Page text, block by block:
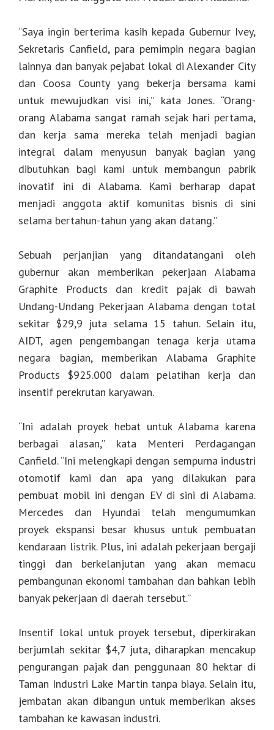
“Saya ingin berterima kasih kepada Gubernur Ivey,
Sekretaris Canfield, para pemimpin negara bagian
lainnya dan banyak pejabat lokal di Alexander City
dan Coosa County yang bekerja bersama kami
untuk mewujudkan visi ini,” kata Jones. “Orang-
orang Alabama sangat ramah sejak hari pertama,
dan kerja sama mereka telah menjadi bagian
integral dalam menyusun banyak bagian yang
dibutuhkan bagi kami untuk membangun pabrik
inovatif ini di Alabama. Kami berharap dapat
menjadi anggota aktif komunitas bisnis di sini
selama bertahun-tahun yang akan datang.”
Sebuah perjanjian yang ditandatangani oleh
gubernur akan memberikan pekerjaan Alabama
Graphite Products dan kredit pajak di bawah
Undang-Undang Pekerjaan Alabama dengan total
sekitar $29,9 juta selama 15 tahun. Selain itu,
AIDT, agen pengembangan tenaga kerja utama
negara bagian, memberikan Alabama Graphite
Products $925.000 dalam pelatihan kerja dan
insentif perekrutan karyawan.
“Ini adalah proyek hebat untuk Alabama karena
berbagai alasan,” kata Menteri Perdagangan
Canfield. “Ini melengkapi dengan sempurna industri
otomotif kami dan apa yang dilakukan para
pembuat mobil ini dengan EV di sini di Alabama.
Mercedes dan Hyundai telah mengumumkan
proyek ekspansi besar khusus untuk pembuatan
kendaraan listrik. Plus, ini adalah pekerjaan bergaji
tinggi dan berkelanjutan yang akan memacu
pembangunan ekonomi tambahan dan bahkan lebih
banyak pekerjaan di daerah tersebut.”
Insentif lokal untuk proyek tersebut, diperkirakan
berjumlah sekitar $4,7 juta, diharapkan mencakup
pengurangan pajak dan penggunaan 80 hektar di
Taman Industri Lake Martin tanpa biaya. Selain itu,
jembatan akan dibangun untuk memberikan akses
tambahan ke kawasan industri.